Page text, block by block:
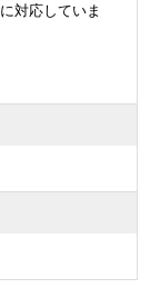
対応していま